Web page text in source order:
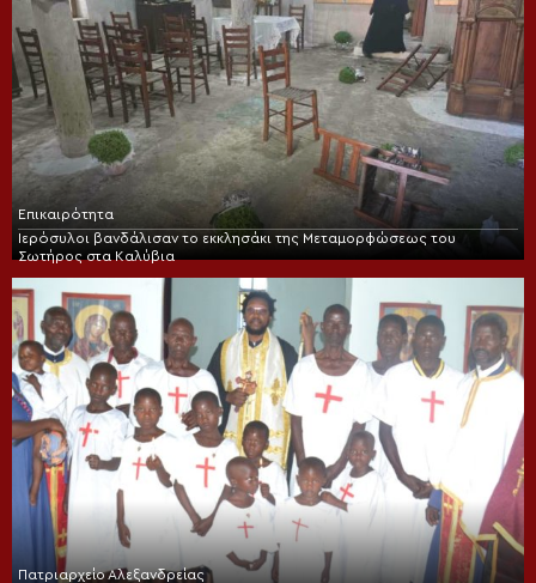
Επικαιρότητα
Ιερόσυλοι βανδάλισαν το εκκλησάκι της Μεταμορφώσεως του
Σωτήρος στα Καλύβια
Πατριαρχείο Αλεξανδρείας